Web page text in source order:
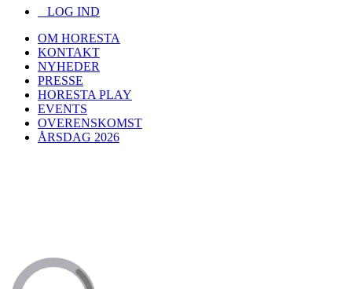
LOG IND
OM HORESTA
KONTAKT
NYHEDER
PRESSE
HORESTA PLAY
EVENTS
OVERENSKOMST
ÅRSDAG 2026